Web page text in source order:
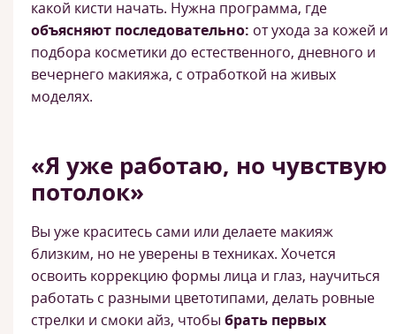
какой кисти начать. Нужна программа, где
объясняют последовательно: от ухода за кожей и
подбора косметики до естественного, дневного и
вечернего макияжа, с отработкой на живых
моделях.
«Я уже работаю, но чувствую
потолок»
Вы уже краситесь сами или делаете макияж
близким, но не уверены в техниках. Хочется
освоить коррекцию формы лица и глаз, научиться
работать с разными цветотипами, делать ровные
стрелки и смоки айз, чтобы брать первых